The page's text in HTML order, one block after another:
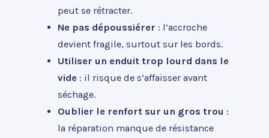
peut se rétracter.
Ne pas dépoussiérer : l’accroche
devient fragile, surtout sur les bords.
Utiliser un enduit trop lourd dans le
vide : il risque de s’affaisser avant
séchage.
Oublier le renfort sur un gros trou :
la réparation manque de résistance